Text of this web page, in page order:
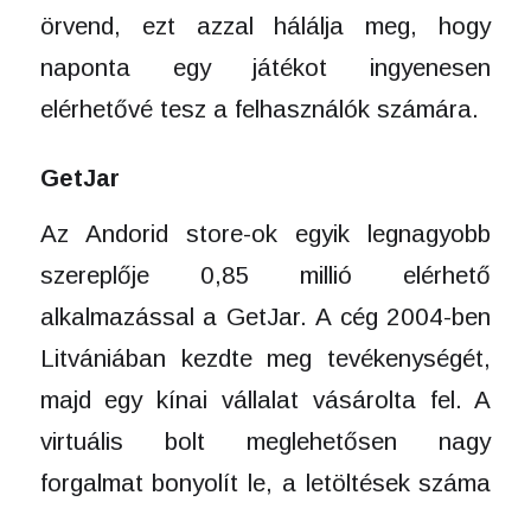
örvend, ezt azzal hálálja meg, hogy
naponta egy játékot ingyenesen
elérhetővé tesz a felhasználók számára.
GetJar
Az Andorid store-ok egyik legnagyobb
szereplője 0,85 millió elérhető
alkalmazással a GetJar. A cég 2004-ben
Litvániában kezdte meg tevékenységét,
majd egy kínai vállalat vásárolta fel. A
virtuális bolt meglehetősen nagy
forgalmat bonyolít le, a letöltések száma